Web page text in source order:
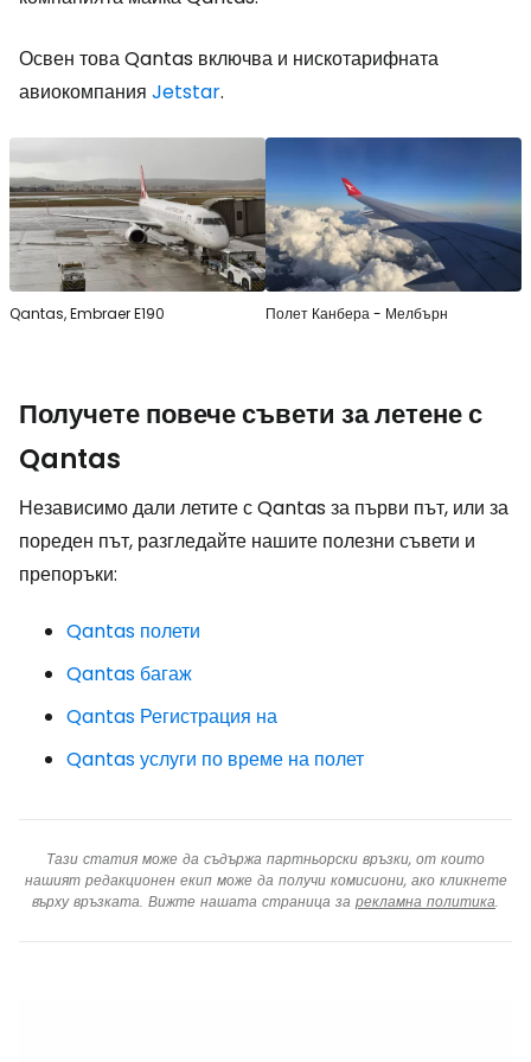
Освен това Qantas включва и нискотарифната
авиокомпания Jetstar.
Qantas, Embraer E190 Полет Канбера - Мелбърн
Получете повече съвети за летене с
Qantas
Независимо дали летите с Qantas за първи път, или за
пореден път, разгледайте нашите полезни съвети и
препоръки:
Qantas полети
Qantas багаж
Qantas Регистрация на
Qantas услуги по време на полет
Тази статия може да съдържа партньорски връзки, от които
нашият редакционен екип може да получи комисиони, ако кликнете
върху връзката. Вижте нашата страница за рекламна политика.